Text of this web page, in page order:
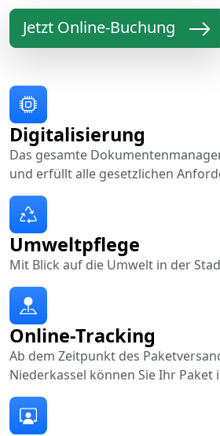
Jetzt Online-Buchung
Online-Tracking
Ab dem Zeitpunkt des
Niederkassel können Sie Ihr Paket
Digitalisierung
Das gesamte
und erfüllt alle gesetzlichen
Umweltpflege
Mit Blick auf die Umwelt in der